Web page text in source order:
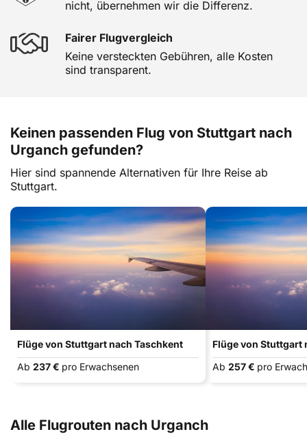
nicht, übernehmen wir die Differenz.
Fairer Flugvergleich
Keine versteckten Gebühren, alle Kosten
sind transparent.
Keinen passenden Flug von Stuttgart nach
Urganch gefunden?
Hier sind spannende Alternativen für Ihre Reise ab
Stuttgart.
Flüge von Stuttgart nach Taschkent
Ab 237 € pro Erwachsenen
Flüge von Stuttgart
Ab 257 € pro
Alle Flugrouten nach Urganch